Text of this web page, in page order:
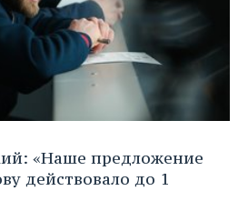
«Наше предложение
действовало до 1